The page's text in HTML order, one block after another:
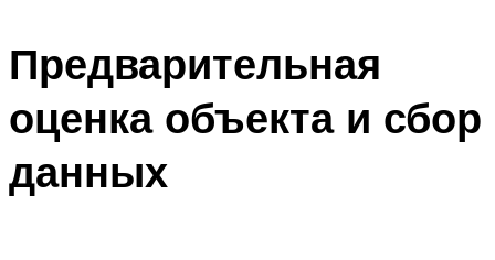
Предварительная
оценка объекта и сбор
данных